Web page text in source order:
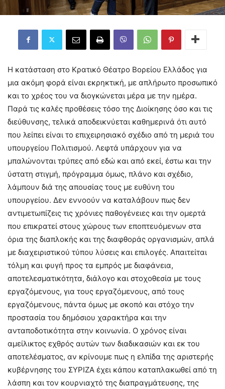
Η κατάσταση στο Κρατικό Θέατρο Βορείου Ελλάδος για
μια ακόμη φορά είναι εκρηκτική, με απλήρωτο προσωπικό
και το χρέος του να διογκώνεται μέρα με την ημέρα.
Παρά τις καλές προθέσεις τόσο της Διοίκησης όσο και τις
διεύθυνσης, τελικά αποδεικνύεται καθημερινά ότι αυτό
που λείπει είναι το επιχειρησιακό σχέδιο από τη μεριά του
υπουργείου Πολιτισμού. Λεφτά υπάρχουν για να
μπαλώνονται τρύπες από εδώ και από εκεί, έστω και την
ύστατη στιγμή, πρόγραμμα όμως, πλάνο και σχέδιο,
λάμπουν διά της απουσίας τους με ευθύνη του
υπουργείου. Δεν εννοούν να καταλάβουν πως δεν
αντιμετωπίζεις τις χρόνιες παθογένειες και την ομερτά
που επικρατεί στους χώρους των εποπτευόμενων στα
όρια της διαπλοκής και της διαφθοράς οργανισμών, απλά
με διαχειριστικού τύπου λύσεις και επιλογές. Απαιτείται
τόλμη και φυγή προς τα εμπρός με διαφάνεια,
αποτελεσματικότητα, διάλογο και στοχοθεσία με τους
εργαζόμενους, για τους εργαζόμενους, από τους
εργαζόμενους, πάντα όμως με σκοπό και στόχο την
προστασία του δημόσιου χαρακτήρα και την
ανταποδοτικότητα στην κοινωνία. Ο χρόνος είναι
αμείλικτος εχθρός αυτών των διαδικασιών και εκ του
αποτελέσματος, αν κρίνουμε πως η ελπίδα της αριστερής
κυβέρνησης του ΣΥΡΙΖΑ έχει κάπου καταπλακωθεί από τη
λάσπη και τον κουρνιαχτό της διαπραγμάτευσης, της